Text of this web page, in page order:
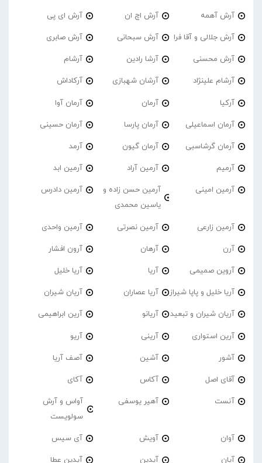
آرش آهمه آرش اچ ان آرش ای پی
آرش جلالی و آقا فرا آرش سبحانی آرش صابری
آرش محسنی آرشا رادین آرشام
آرشام علینژاد آرشان شهبازی آرکاداش
آرکیا آرمان آرمان آوا
آرمان اسماعیلی آرمان پارسا آرمان حسینی
آرمان گرشاسبی آرمان گیون آرمد
آرمیم آرمین آراد آرمین ابد
آرمین امینی
آرمین حسن زاده و
یاسین محمدی
آرمین دادرس
آرمین زارعی آرمین نصرتی آرمین واحدی
آرن آرهان آرون افشار
آروین صمیمی آریا آریا خلیل
آریا خلیل و پاپا شیراز آریا عصاران آریان شیران
آریان شیران و تبعید آریانو آرین ابراهیمی
آرین استواری آرینی آریو
آشور آشین آصف آریا
آقای اصل آکاس آکای
آنست آهیر یوسفی
آواس و آرش
سولویست
آوان آویش آی سیس
آیان آیدین آیدین عطا